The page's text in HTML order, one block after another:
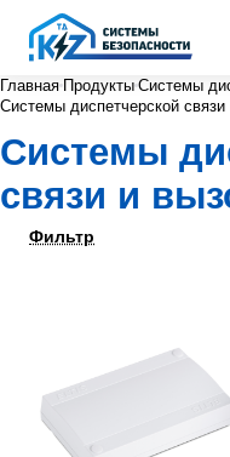
Главная Продукты Системы
Системы диспетчерской
Системы
связи и
Фильтр